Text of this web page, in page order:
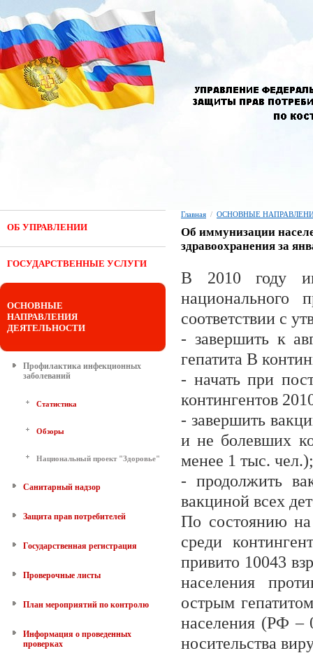
ОБ УПРАВЛЕНИИ
ГОСУДАРСТВЕННЫЕ УСЛУГИ
ОСНОВНЫЕ
НАПРАВЛЕНИЯ
ДЕЯТЕЛЬНОСТИ
Профилактика инфекционных
заболеваний
Статистика
Обзоры
Национальный проект "Здоровье"
Санитарный надзор
Защита прав потребителей
Государственная регистрация
Проверочные листы
План мероприятий по контролю
Информация о проведенных
проверках
Главная / ОСНОВНЫЕ
Об иммунизации
здравоохранения за
В 2010 году
национального
соответствии с
- завершить к
гепатита В
- начать при
контингентов
- завершить
и не болевших
менее 1 тыс. чел.);
- продолжить
вакциной всех
По состоянию на
среди
привито 10043
населения
острым
населения (РФ –
носительства